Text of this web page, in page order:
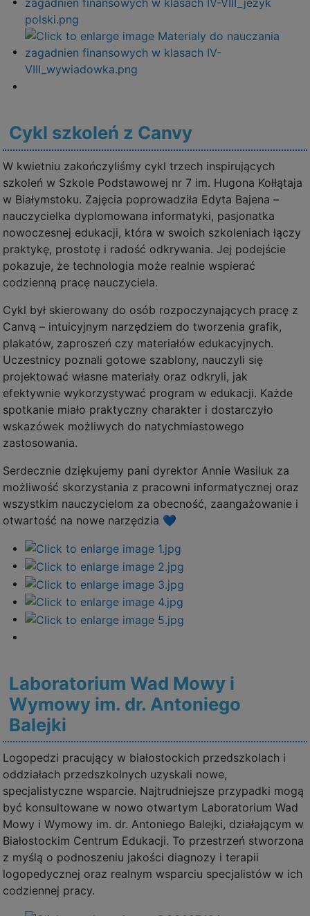
Cykl szkoleń z Canvy
W kwietniu zakończyliśmy cykl trzech inspirujących
szkoleń w Szkole Podstawowej nr 7 im. Hugona Kołłątaja
w Białymstoku. Zajęcia poprowadziła Edyta Bajena –
nauczycielka dyplomowana informatyki, pasjonatka
nowoczesnej edukacji, która w swoich szkoleniach łączy
praktykę, prostotę i radość odkrywania. Jej podejście
pokazuje, że technologia może realnie wspierać
codzienną pracę nauczyciela.
Cykl był skierowany do osób rozpoczynających pracę z
Canvą – intuicyjnym narzędziem do tworzenia grafik,
plakatów, zaproszeń czy materiałów edukacyjnych.
Uczestnicy poznali gotowe szablony, nauczyli się
projektować własne materiały oraz odkryli, jak
efektywnie wykorzystywać program w edukacji. Każde
spotkanie miało praktyczny charakter i dostarczyło
wskazówek możliwych do natychmiastowego
zastosowania.
Serdecznie dziękujemy pani dyrektor Annie Wasiluk za
możliwość skorzystania z pracowni informatycznej oraz
wszystkim nauczycielom za obecność, zaangażowanie i
otwartość na nowe narzędzia 💙
Laboratorium Wad Mowy i
Wymowy im. dr. Antoniego
Balejki
Logopedzi pracujący w białostockich przedszkolach i
oddziałach przedszkolnych uzyskali nowe,
specjalistyczne wsparcie. Najtrudniejsze przypadki mogą
być konsultowane w nowo otwartym Laboratorium Wad
Mowy i Wymowy im. dr. Antoniego Balejki, działającym w
Białostockim Centrum Edukacji. To przestrzeń stworzona
z myślą o podnoszeniu jakości diagnozy i terapii
logopedycznej oraz realnym wsparciu specjalistów w ich
codziennej pracy.